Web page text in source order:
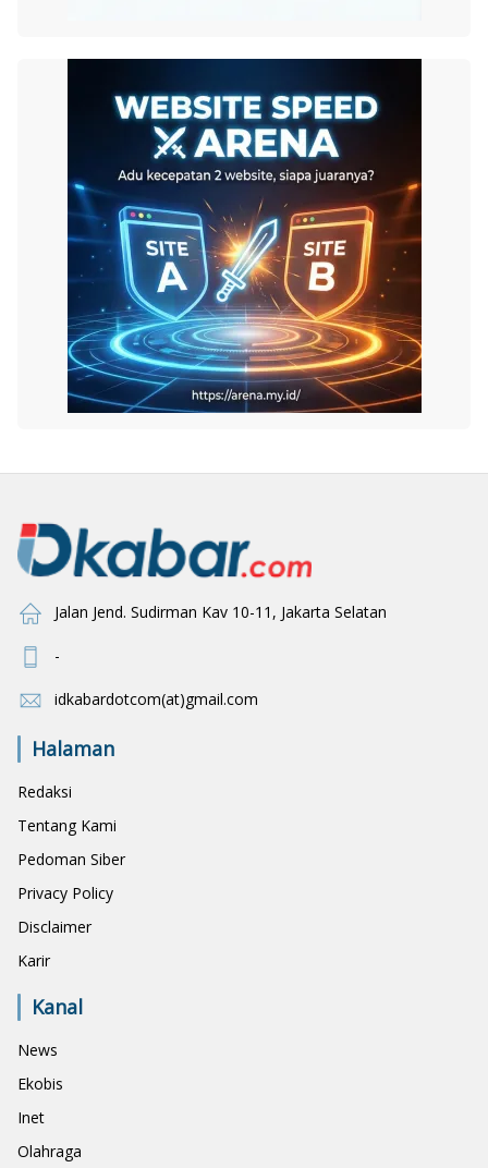
Jalan Jend. Sudirman Kav 10-11, Jakarta Selatan
-
idkabardotcom(at)gmail.com
Halaman
Redaksi
Tentang Kami
Pedoman Siber
Privacy Policy
Disclaimer
Karir
Kanal
News
Ekobis
Inet
Olahraga